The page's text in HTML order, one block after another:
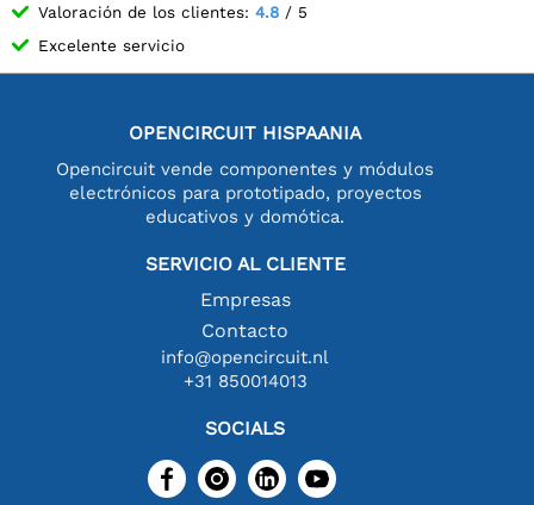
Valoración de los clientes: 4.8 / 5
Excelente servicio
OPENCIRCUIT HISPAANIA
Opencircuit vende componentes y módulos
electrónicos para prototipado, proyectos
educativos y domótica.
SERVICIO AL CLIENTE
Empresas
Contacto
info@opencircuit.nl
+31 850014013
SOCIALS